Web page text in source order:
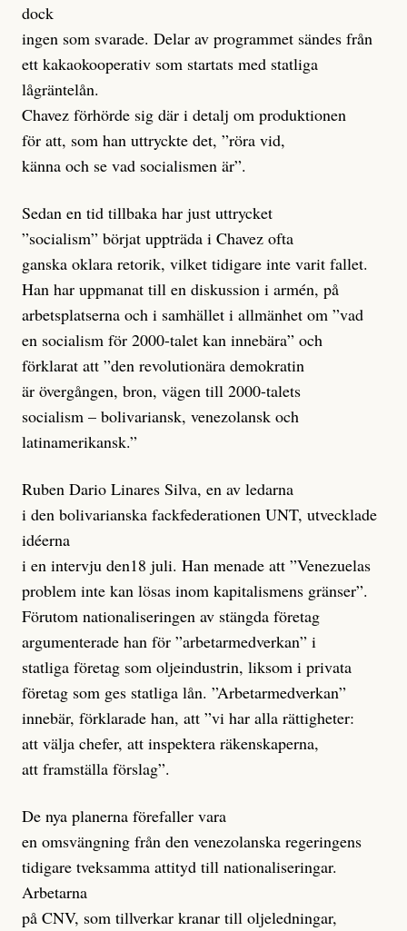
dock
ingen som svarade. Delar av programmet sändes från
ett kakaokooperativ som startats med statliga
lågräntelån.
Chavez förhörde sig där i detalj om produktionen
för att, som han uttryckte det, ”röra vid,
känna och se vad socialismen är”.
Sedan en tid tillbaka har just uttrycket
”socialism” börjat uppträda i Chavez ofta
ganska oklara retorik, vilket tidigare inte varit fallet.
Han har uppmanat till en diskussion i armén, på
arbetsplatserna och i samhället i allmänhet om ”vad
en socialism för 2000-talet kan innebära” och
förklarat att ”den revolutionära demokratin
är övergången, bron, vägen till 2000-talets
socialism – bolivariansk, venezolansk och
latinamerikansk.”
Ruben Dario Linares Silva, en av ledarna
i den bolivarianska fackfederationen UNT, utvecklade
idéerna
i en intervju den18 juli. Han menade att ”Venezuelas
problem inte kan lösas inom kapitalismens gränser”.
Förutom nationaliseringen av stängda företag
argumenterade han för ”arbetarmedverkan” i
statliga företag som oljeindustrin, liksom i privata
företag som ges statliga lån. ”Arbetarmedverkan”
innebär, förklarade han, att ”vi har alla rättigheter:
att välja chefer, att inspektera räkenskaperna,
att framställa förslag”.
De nya planerna förefaller vara
en omsvängning från den venezolanska regeringens
tidigare tveksamma attityd till nationaliseringar.
Arbetarna
på CNV, som tillverkar kranar till oljeledningar,